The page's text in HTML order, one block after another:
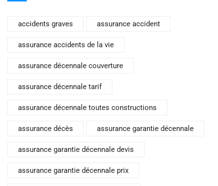
accidents graves assurance accident
assurance accidents de la vie
assurance décennale couverture
assurance décennale tarif
assurance décennale toutes constructions
assurance décès assurance garantie décennale
assurance garantie décennale devis
assurance garantie décennale prix